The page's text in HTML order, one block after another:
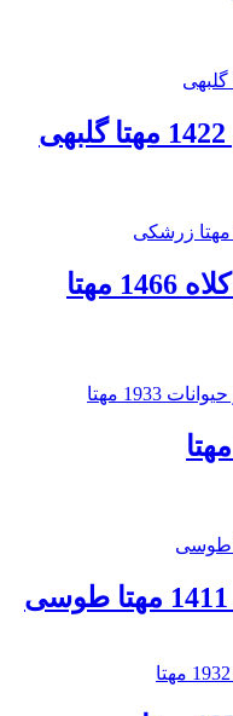
سه تیکه گلدوزی سیبیل و کلاه 1466 مهتا